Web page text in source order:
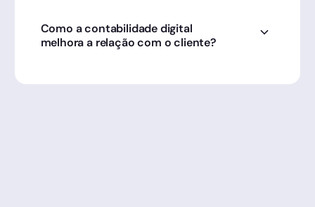
e trilhas de auditoria que garantem o sigilo e a
integridade de todas as informações contábeis.
Como a contabilidade digital
melhora a relação com o cliente?